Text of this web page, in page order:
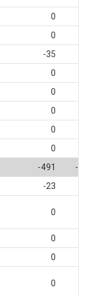
0
0
-35
0
0
0
0
0
-491
-26
-23
0
0
0
0